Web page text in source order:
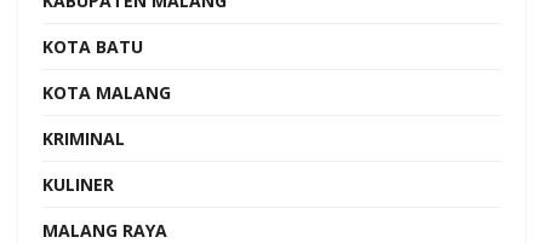
KOTA BATU
KOTA MALANG
KRIMINAL
KULINER
MALANG RAYA